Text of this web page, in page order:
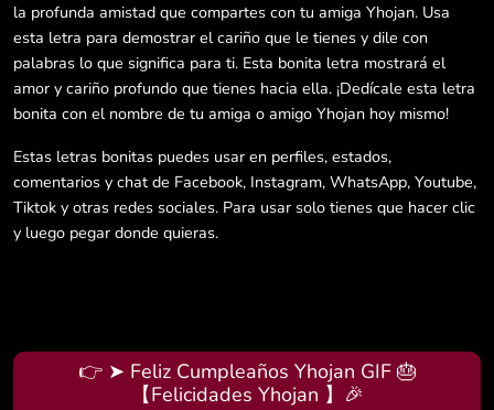
la profunda amistad que compartes con tu amiga Yhojan. Usa
esta letra para demostrar el cariño que le tienes y dile con
palabras lo que significa para ti. Esta bonita letra mostrará el
amor y cariño profundo que tienes hacia ella. ¡Dedícale esta letra
bonita con el nombre de tu amiga o amigo Yhojan hoy mismo!
Estas letras bonitas puedes usar en perfiles, estados,
comentarios y chat de Facebook, Instagram, WhatsApp, Youtube,
Tiktok y otras redes sociales. Para usar solo tienes que hacer clic
y luego pegar donde quieras.
👉 ➤ Feliz Cumpleaños Yhojan GIF 🎂
【Felicidades Yhojan 】🎉